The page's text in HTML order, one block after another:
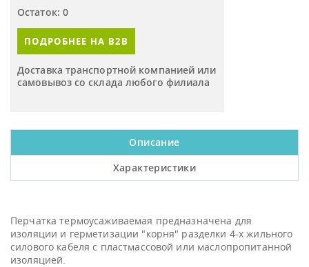
Остаток: 0
ПОДРОБНЕЕ НА B2B
Доставка транспортной компанией или
самовывоз со склада любого филиала
Описание
Характеристики
Перчатка термоусаживаемая предназначена для
изоляции и герметизации "корня" разделки 4-х жильного
силового кабеля с пластмассовой или маслопропитанной
изоляцией.